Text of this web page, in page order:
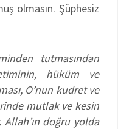
olmasın. Şüphesiz
tutmasından
hüküm ve
O’nun kudret ve
mutlak ve kesin
doğru yolda